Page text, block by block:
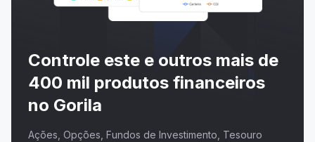
Controle este e outros mais de
400 mil produtos financeiros
no Gorila
Ações, Opções, Fundos de Investimento, Tesouro